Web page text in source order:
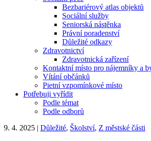
Bezbariérový atlas objektů
Sociální služby
Seniorská nástěnka
Právní poradenství
Důležité odkazy
Zdravotnictví
Zdravotnická zařízení
Kontaktní místo pro nájemníky a
Vítání občánků
Pietní vzpomínkové místo
Potřebuji vyřídit
Podle témat
Podle odborů
9. 4. 2025 | Důležité, Školství, Z městské části